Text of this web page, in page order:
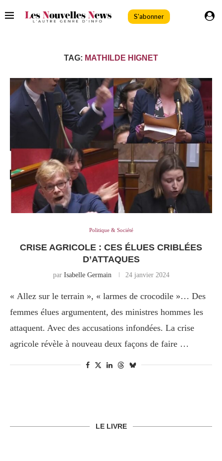
S'abonner
TAG: MATHILDE HIGNET
Politique & Société
CRISE AGRICOLE : CES ÉLUES CRIBLÉES
D’ATTAQUES
par Isabelle Germain 24 janvier 2024
« Allez sur le terrain », « larmes de crocodile »… Des
femmes élues argumentent, des ministres hommes les
attaquent. Avec des accusations infondées. La crise
agricole révèle à nouveau deux façons de faire …
LE LIVRE